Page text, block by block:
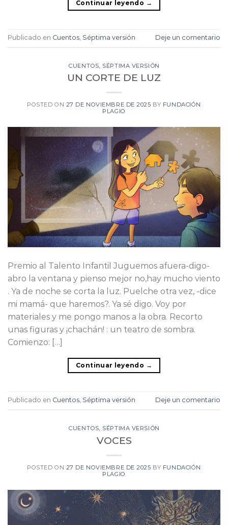
Continuar leyendo →
Publicado en Cuentos, Séptima versión Deje un comentario
CUENTOS, SÉPTIMA VERSIÓN
UN CORTE DE LUZ
POSTED ON 27 DE NOVIEMBRE DE 2025 BY FUNDACIÓN
PLAGIO
Premio al Talento Infantil Juguemos afuera-digo-
abro la ventana y pienso mejor no,hay mucho viento
. Ya de noche se corta la luz. Puelche otra vez, -dice
mi mamá- que haremos?. Ya sé digo. Voy por
materiales y me pongo manos a la obra. Recorto
unas figuras y ¡chachán! : un teatro de sombra.
Comienzo: […]
Continuar leyendo →
Publicado en Cuentos, Séptima versión Deje un comentario
CUENTOS, SÉPTIMA VERSIÓN
VOCES
POSTED ON 27 DE NOVIEMBRE DE 2025 BY FUNDACIÓN
PLAGIO